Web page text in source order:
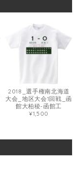
2018_選手権南北海道
大会_地区大会1回戦_函
館大柏稜-函館工
¥1,500